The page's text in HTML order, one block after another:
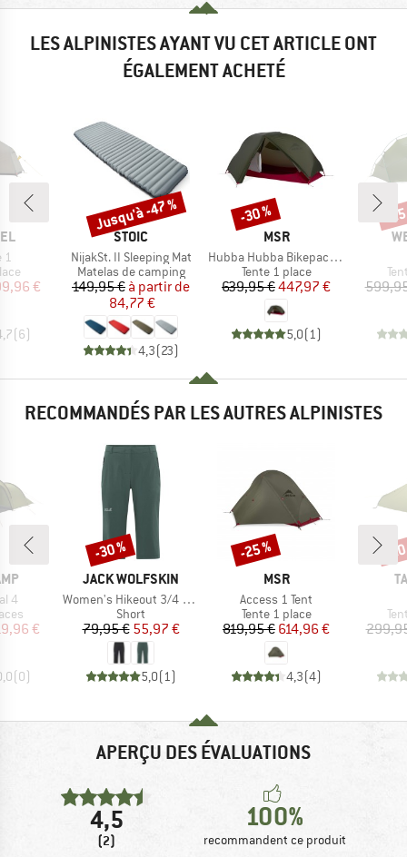
LES ALPINISTES AYANT VU CET ARTICLE ONT
ÉGALEMENT ACHETÉ
1
réduit
€
(6)
MARQUE
STOIC
Article
NijakSt. II Sleeping Mat
Product group
Matelas de camping
Prix
149,95 € Prix réduit
à partir de
84,77 €
4,3(23)
Remise
Jusqu'à -47 %
MARQUE
MSR
Article
Hubba Hubba Bikepack 1
Product group
Tente 1 place
Prix
639,95 €Prix réduit
447,97 €
5,0(1 )
Remise
-30 % -
RECOMMANDÉS PAR LES AUTRES ALPINISTES
4
réduit
€
(0)
MARQUE
JACK WOLFSKIN
Article
Women's Hikeout 3/4 Pants
Product group
Short
Prix
79,95 €Prix réduit
55,97 €
5,0(1)
Remise
-30 %
MARQUE
MSR
Article
Access 1 Tent
Product group
Tente 1 place
Prix
819,95 €Prix réduit
614,96 €
4,3(4)
Remise
-25 % -
APERÇU DES ÉVALUATIONS
4,5
(2)
100%
recommandent ce produit